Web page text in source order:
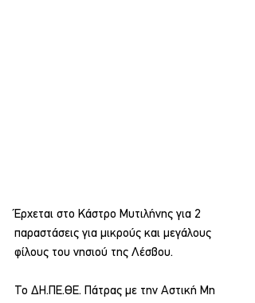
Έρχεται στο Κάστρο Μυτιλήνης για 2
παραστάσεις για μικρούς και μεγάλους
φίλους του νησιού της Λέσβου.
Το ΔΗ.ΠΕ.ΘΕ. Πάτρας με την Αστική Μη